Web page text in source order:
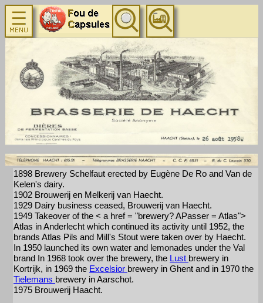
1898 Brewery Schelfaut erected by Eugène De Ro and Van de
Kelen's dairy.
1902 Brouwerij en Melkerij van Haecht.
1929 Dairy business ceased, Brouwerij van Haecht.
1949 Takeover of the < a href = "brewery? APasser = Atlas">
Atlas in Anderlecht which continued its activity until 1952, the
brands Atlas Pils and Mill's Stout were taken over by Haecht.
In 1950 launched its own water and lemonades under the Val
brand In 1968 took over the brewery, the Lust brewery in
Kortrijk, in 1969 the Excelsior brewery in Ghent and in 1970 the
Tielemans brewery in Aarschot.
1975 Brouwerij Haacht.